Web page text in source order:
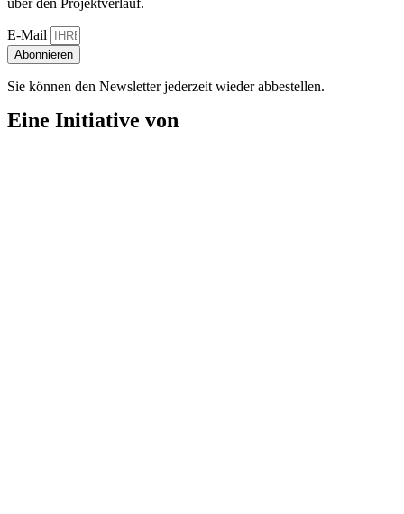
über den Projektverlauf.
E-Mail
Abonnieren
Sie können den Newsletter jederzeit wieder abbestellen.
Eine Initiative von